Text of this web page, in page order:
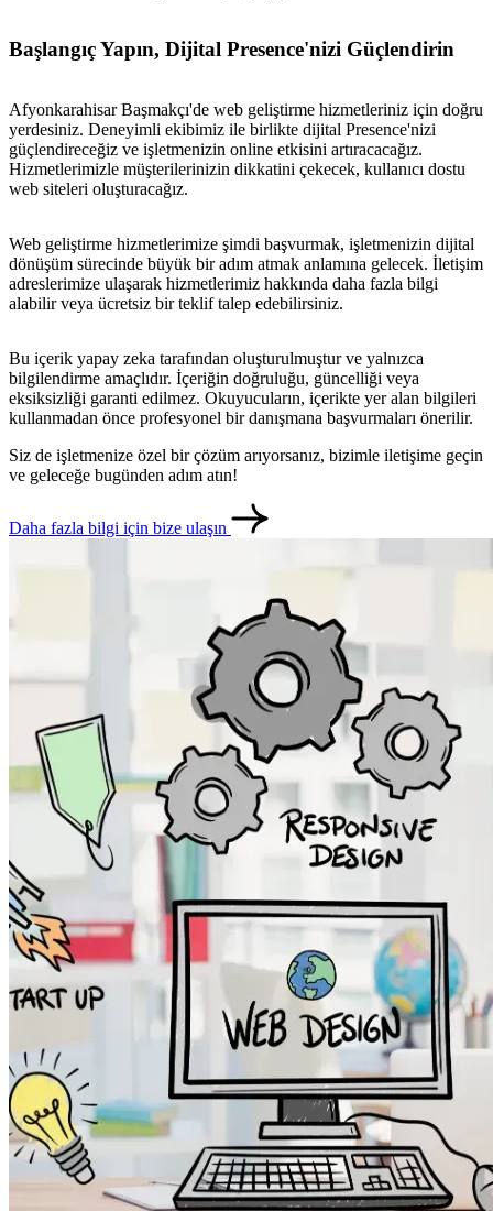
Başlangıç Yapın, Dijital Presence'nizi Güçlendirin
Afyonkarahisar Başmakçı'de web geliştirme hizmetleriniz için doğru
yerdesiniz. Deneyimli ekibimiz ile birlikte dijital Presence'nizi
güçlendireceğiz ve işletmenizin online etkisini artıracacağız.
Hizmetlerimizle müşterilerinizin dikkatini çekecek, kullanıcı dostu
web siteleri oluşturacağız.
Web geliştirme hizmetlerimize şimdi başvurmak, işletmenizin dijital
dönüşüm sürecinde büyük bir adım atmak anlamına gelecek. İletişim
adreslerimize ulaşarak hizmetlerimiz hakkında daha fazla bilgi
alabilir veya ücretsiz bir teklif talep edebilirsiniz.
Bu içerik yapay zeka tarafından oluşturulmuştur ve yalnızca
bilgilendirme amaçlıdır. İçeriğin doğruluğu, güncelliği veya
eksiksizliği garanti edilmez. Okuyucuların, içerikte yer alan bilgileri
kullanmadan önce profesyonel bir danışmana başvurmaları önerilir.
Siz de işletmenize özel bir çözüm arıyorsanız, bizimle iletişime geçin
ve geleceğe bugünden adım atın!
Daha fazla bilgi için bize ulaşın